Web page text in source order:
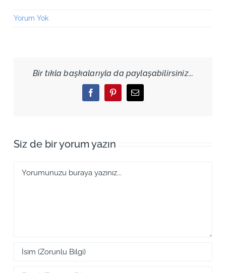
Yorum Yok
Bir tıkla başkalarıyla da paylaşabilirsiniz...
FacebookPinterestEmail
Siz de bir yorum yazın